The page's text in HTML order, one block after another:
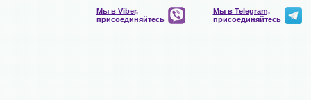
Мы в Viber,
присоединяйтесь
Мы в Telegram,
присоединяйтесь